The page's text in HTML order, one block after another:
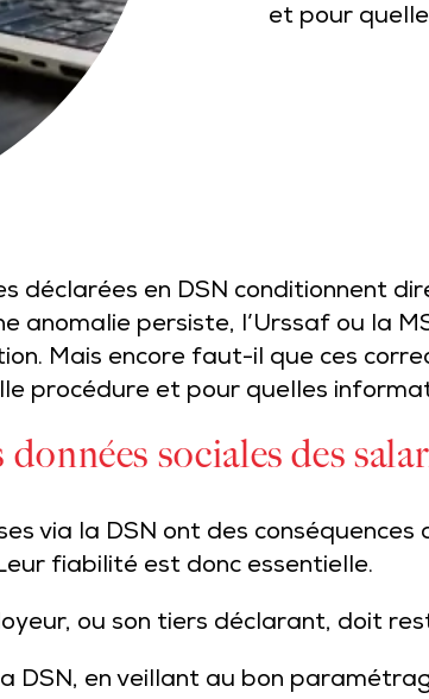
et pour
déclarées en DSN conditionnent
anomalie persiste, l’Urssaf ou la
Mais encore faut-il que ces
procédure et pour quelles
sociales des
via la DSN ont des
fiabilité est donc essentielle.
ou son tiers déclarant, doit
DSN, en veillant au bon